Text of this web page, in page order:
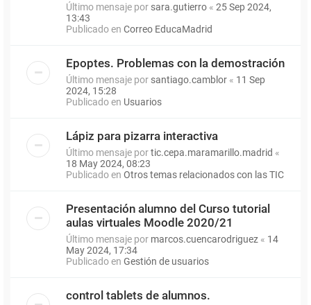
Último mensaje por sara.gutierro « 25 Sep 2024,
13:43
Publicado en Correo EducaMadrid
Epoptes. Problemas con la demostración
Último mensaje por santiago.camblor « 11 Sep
2024, 15:28
Publicado en Usuarios
Lápiz para pizarra interactiva
Último mensaje portic.cepa.maramarillo.madrid «
18 May 2024, 08:23
Publicado en Otros temas relacionados con las TIC
Presentación alumno del Curso tutorial
aulas virtuales Moodle 2020/21
Último mensaje por marcos.cuencarodriguez « 14
May 2024, 17:34
Publicado en Gestión de usuarios
control tablets de alumnos.